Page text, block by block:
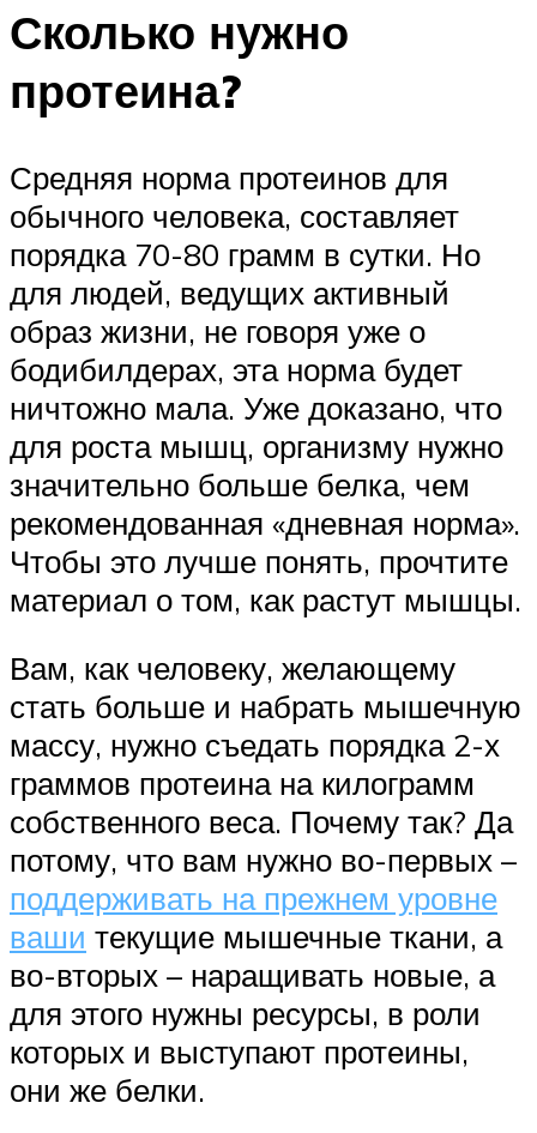
Сколько нужно
протеина?
Средняя норма протеинов для
обычного человека, составляет
порядка 70-80 грамм в сутки. Но
для людей, ведущих активный
образ жизни, не говоря уже о
бодибилдерах, эта норма будет
ничтожно мала. Уже доказано, что
для роста мышц, организму нужно
значительно больше белка, чем
рекомендованная «дневная норма».
Чтобы это лучше понять, прочтите
материал о том, как растут мышцы.
Вам, как человеку, желающему
стать больше и набрать мышечную
массу, нужно съедать порядка 2-х
граммов протеина на килограмм
собственного веса. Почему так? Да
потому, что вам нужно во-первых –
поддерживать на прежнем уровне
ваши текущие мышечные ткани, а
во-вторых – наращивать новые, а
для этого нужны ресурсы, в роли
которых и выступают протеины,
они же белки.